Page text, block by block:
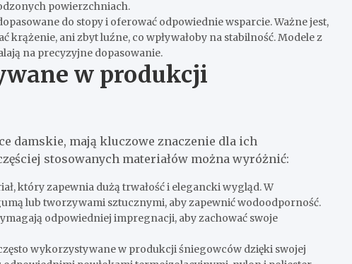
powierzchniach.
do stopy i oferować odpowiednie wsparcie. Ważne jest,
krążenie, ani zbyt luźne, co wpływałoby na stabilność. Modele z
na precyzyjne dopasowanie.
w produkcji
damskie, mają kluczowe znaczenie dla ich
stosowanych materiałów można wyróżnić:
który zapewnia dużą trwałość i elegancki wygląd. W
lub tworzywami sztucznymi, aby zapewnić wodoodporność.
odpowiedniej impregnacji, aby zachować swoje
wykorzystywane w produkcji śniegowców dzięki swojej